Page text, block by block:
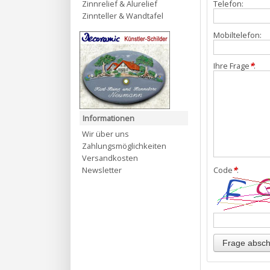
Telefon:
Mobiltelefon:
Ihre Frage*:
Code*:
Zinnrelief & Alurelief
Zinnteller & Wandtafel
Informationen
Wir über uns
Zahlungsmöglichkeiten
Versandkosten
Newsletter